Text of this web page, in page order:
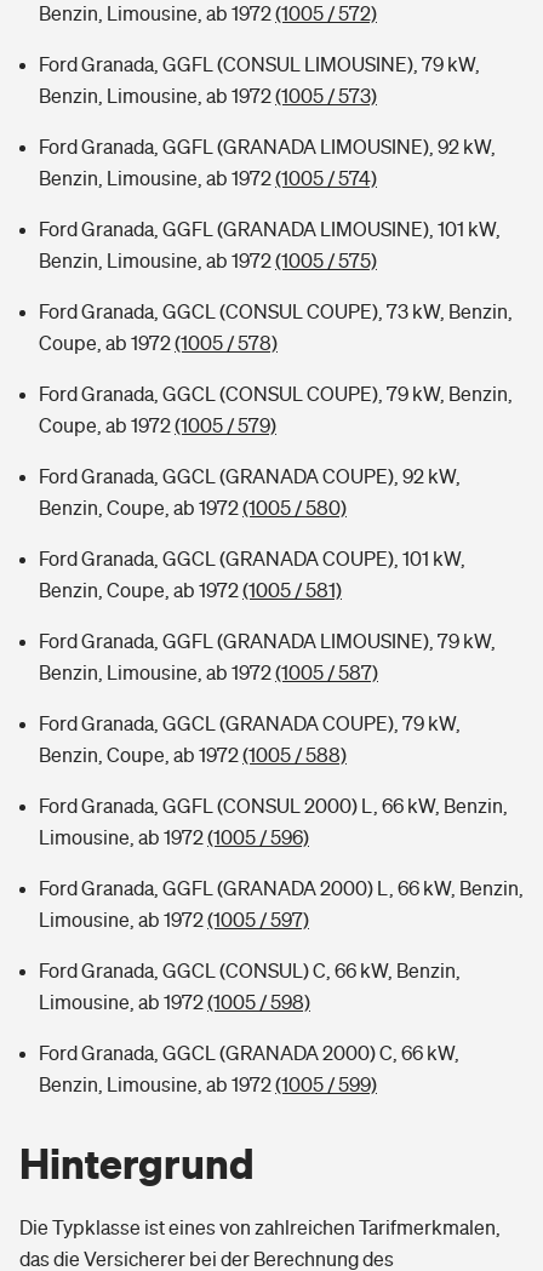
Benzin, Limousine, ab 1972(1005 / 572)
Ford Granada, GGFL (CONSUL LIMOUSINE), 79 kW,
Benzin, Limousine, ab 1972(1005 / 573)
Ford Granada, GGFL (GRANADA LIMOUSINE), 92 kW,
Benzin, Limousine, ab 1972(1005 / 574)
Ford Granada, GGFL (GRANADA LIMOUSINE), 101 kW,
Benzin, Limousine, ab 1972(1005 / 575)
Ford Granada, GGCL (CONSUL COUPE), 73 kW, Benzin,
Coupe, ab 1972(1005 / 578)
Ford Granada, GGCL (CONSUL COUPE), 79 kW, Benzin,
Coupe, ab 1972(1005 / 579)
Ford Granada, GGCL (GRANADA COUPE), 92 kW,
Benzin, Coupe, ab 1972(1005 / 580)
Ford Granada, GGCL (GRANADA COUPE), 101 kW,
Benzin, Coupe, ab 1972(1005 / 581)
Ford Granada, GGFL (GRANADA LIMOUSINE), 79 kW,
Benzin, Limousine, ab 1972(1005 / 587)
Ford Granada, GGCL (GRANADA COUPE), 79 kW,
Benzin, Coupe, ab 1972(1005 / 588)
Ford Granada, GGFL (CONSUL 2000) L, 66 kW, Benzin,
Limousine, ab 1972(1005 / 596)
Ford Granada, GGFL (GRANADA 2000) L, 66 kW, Benzin,
Limousine, ab 1972(1005 / 597)
Ford Granada, GGCL (CONSUL) C, 66 kW, Benzin,
Limousine, ab 1972(1005 / 598)
Ford Granada, GGCL (GRANADA 2000) C, 66 kW,
Benzin, Limousine, ab 1972(1005 / 599)
Hintergrund
Die Typklasse ist eines von zahlreichen Tarifmerkmalen,
das die Versicherer bei der Berechnung des